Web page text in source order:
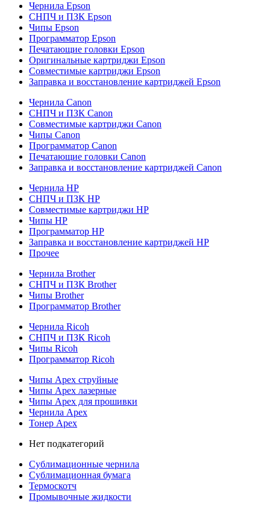
Чернила Epson
СНПЧ и ПЗК Epson
Чипы Epson
Программатор Epson
Печатающие головки Epson
Оригинальные картриджи Epson
Совместимые картриджи Epson
Заправка и восстановление картриджей Epson
Чернила Canon
СНПЧ и ПЗК Canon
Совместимые картриджи Canon
Чипы Canon
Программатор Canon
Печатающие головки Canon
Заправка и восстановление картриджей Canon
Чернила HP
СНПЧ и ПЗК HP
Совместимые картриджи HP
Чипы HP
Программатор HP
Заправка и восстановление картриджей HP
Прочее
Чернила Brother
СНПЧ и ПЗК Brother
Чипы Brother
Программатор Brother
Чернила Ricoh
СНПЧ и ПЗК Ricoh
Чипы Ricoh
Программатор Ricoh
Чипы Apex струйные
Чипы Apex лазерные
Чипы Apex для прошивки
Чернила Apex
Тонер Apex
Нет подкатегорий
Сублимационные чернила
Сублимационная бумага
Термоскотч
Промывочные жидкости